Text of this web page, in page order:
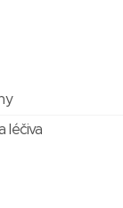
léčiva